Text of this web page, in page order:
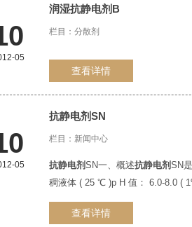
05
润湿抗静电剂 B
栏目： 分散剂
查看详情
05
抗静电剂SN
栏目： 新闻中心
抗静电剂SN一、概述抗静电剂SN
稠液体 ( 25 ℃ )p H 值： 6.0-8.0 (
查看详情